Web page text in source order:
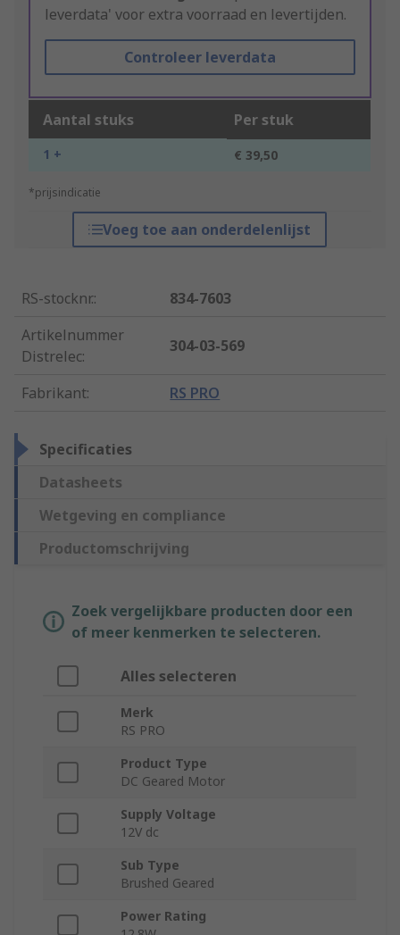
leverdata' voor extra voorraad en levertijden.
Controleer leverdata
Aantal stuks Per stuk
1 + € 39,50
*prijsindicatie
Voeg toe aan onderdelenlijst
RS-stocknr.:
834-7603
Artikelnummer
Distrelec:
304-03-569
Fabrikant: RS PRO
Specificaties
Datasheets
Wetgeving en compliance
Productomschrijving
Zoek vergelijkbare producten door een
of meer kenmerken te selecteren.
Alles selecteren
Merk
RS PRO
Product Type
DC Geared Motor
Supply Voltage
12V dc
Sub Type
Brushed Geared
Power Rating